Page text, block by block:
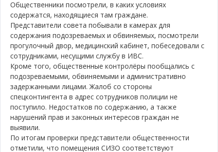
Общественники посмотрели, в каких условиях
содержатся, находящиеся там граждане.
Представители совета побывали в камерах для
содержания подозреваемых и обвиняемых, посмотрели
прогулочный двор, медицинский кабинет, побеседовали с
сотрудниками, несущими службу в ИВС.
Кроме того, общественные контролёры пообщались с
подозреваемыми, обвиняемыми и административно
задержанными лицами. Жалоб со стороны
спецконтингента в адрес сотрудников полиции не
поступило. Недостатков по содержанию, а также
нарушений прав и законных интересов граждан не
выявили.
По итогам проверки представители общественности
отметили, что помещения СИЗО соответствуют